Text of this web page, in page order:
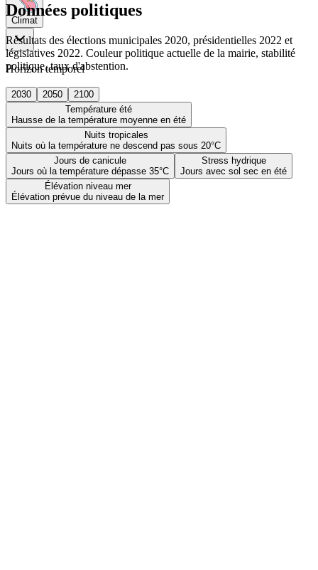
Climat
Horizon temporel
2030 2050
2100
Température été
Hausse de la température moyenne en été
Nuits tropicales
Nuits où la température ne descend pas sous 20°C
Jours de canicule
Jours où la température dépasse 35°C
Stress hydrique
Jours avec sol sec en été
Élévation niveau mer
Élévation prévue du niveau de la mer
Données politiques
Résultats des élections municipales 2020, présidentielles 2022 et
législatives 2022. Couleur politique actuelle de la mairie, stabilité
politique, taux d'abstention.